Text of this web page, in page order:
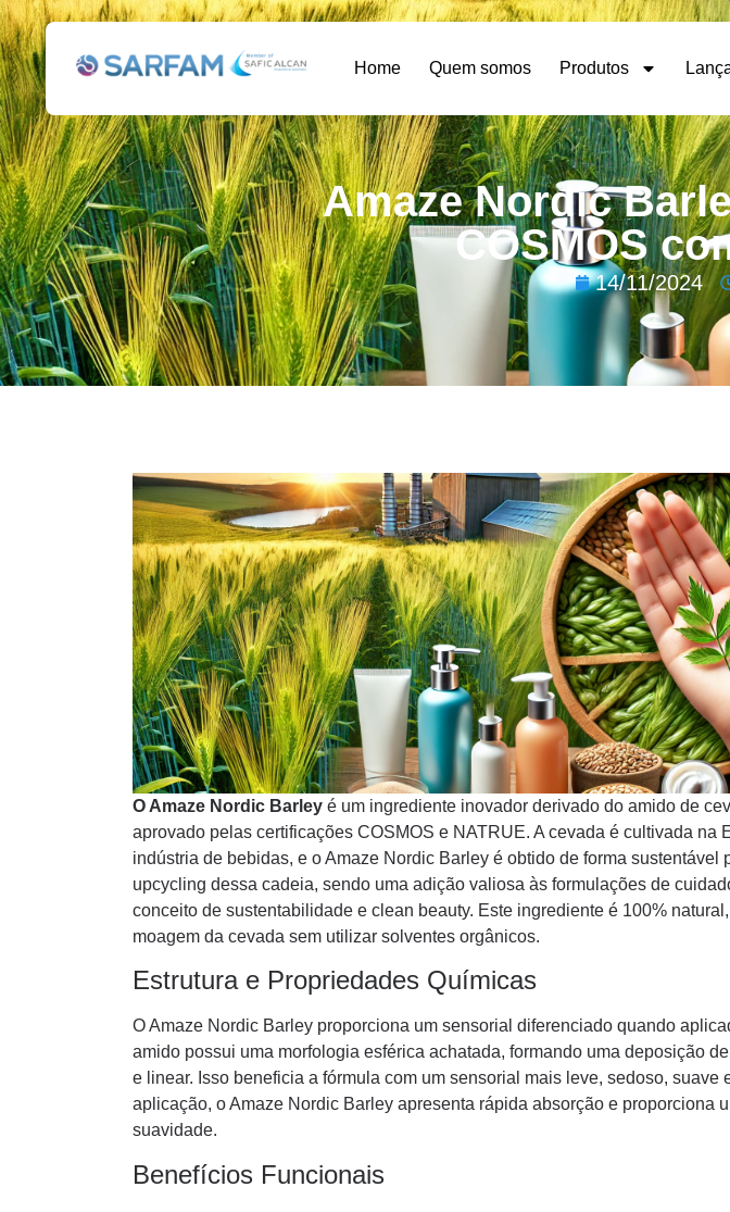
Home Quem somos Produtos
Amaze Nordic
COSMOS
14/11/2024
O Amaze Nordic Barley é um ingrediente inovador derivado do amido de
aprovado pelas certificações COSMOS e NATRUE. A cevada é cultivada na
indústria de bebidas, e o Amaze Nordic Barley é obtido de forma sustentável
upcycling dessa cadeia, sendo uma adição valiosa às formulações de
conceito de sustentabilidade e clean beauty. Este ingrediente é 100%
moagem da cevada sem utilizar solventes orgânicos.
Estrutura e Propriedades Químicas
O Amaze Nordic Barley proporciona um sensorial diferenciado quando
amido possui uma morfologia esférica achatada, formando uma deposição
e linear. Isso beneficia a fórmula com um sensorial mais leve, sedoso, suave
aplicação, o Amaze Nordic Barley apresenta rápida absorção e proporciona
suavidade.
Benefícios Funcionais